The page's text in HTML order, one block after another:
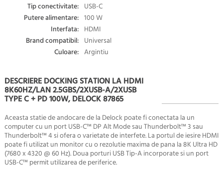
Tip conectivitate: USB-C
Putere alimentare: 100 W
Interfata: HDMI
Brand compatibil: Universal
Culoare: Argintiu
DESCRIERE DOCKING STATION LA HDMI
8K60HZ/LAN 2.5GBS/2XUSB-A/2XUSB
TYPE C + PD 100W, DELOCK 87865
Aceasta statie de andocare de la Delock poate fi conectata la un
computer cu un port USB-C™ DP Alt Mode sau Thunderbolt™ 3 sau
Thunderbolt™ 4 si ofera o varietate de interfete. La portul de iesire HDMI
poate fi utilizat un monitor cu o rezolutie maxima de pana la 8K Ultra HD
(7680 x 4320 @ 60 Hz). Doua porturi USB Tip-A incorporate si un port
USB-C™ permit utilizarea de periferice.